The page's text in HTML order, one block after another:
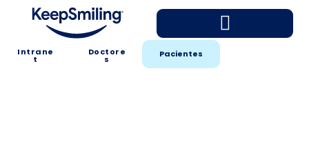
Intrane
t
Doctore
s Pacientes